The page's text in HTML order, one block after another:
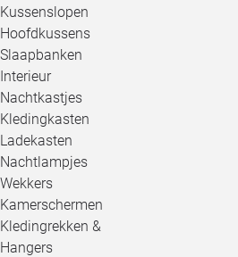
Kussenslopen
Hoofdkussens
Slaapbanken
Interieur
Nachtkastjes
Kledingkasten
Ladekasten
Nachtlampjes
Wekkers
Kamerschermen
Kledingrekken &
Hangers